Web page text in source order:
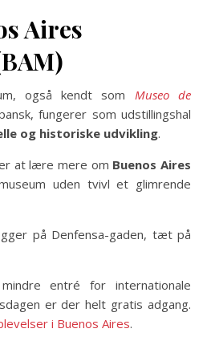
Aires
også kendt som Museo de
fungerer som udstillingshal
og historiske udvikling.
at lære mere om Buenos Aires
uden tvivl et glimrende
på Denfensa-gaden, tæt på
entré for internationale
er der helt gratis adgang.
i Buenos Aires.